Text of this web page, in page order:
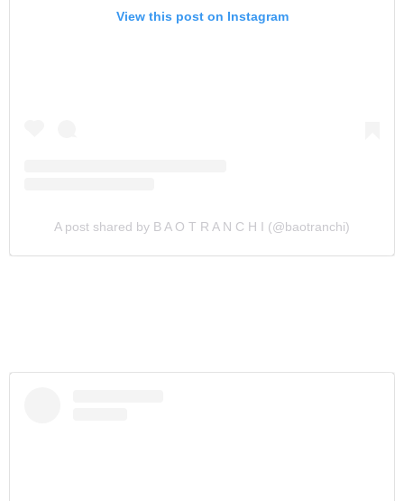
View this post on Instagram
A post shared by B A O T R A N C H I (@baotranchi)